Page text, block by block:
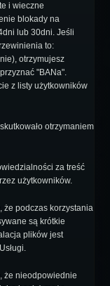
i wieczne
blokady na
lub 30dni. Jeśli
to:
otrzymujesz
"BANa".
z listy użytkowników
otrzymaniem
za treść
użytkowników.
że podczas korzystania
są krótkie
plików jest
że nieodpowiednie